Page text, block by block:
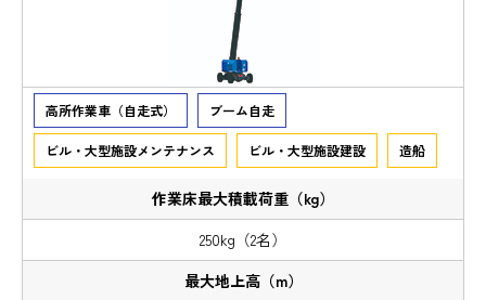
高所作業車（自走式） ブーム自走
ビル・大型施設メンテナンス ビル・大型施設建設 造船
250kg（2名）